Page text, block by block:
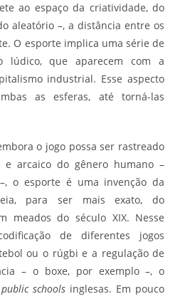
ao espaço da criatividade, do
aleatório –, a distância entre os
O esporte implica uma série de
lúdico, que aparecem com a
industrial. Esse aspecto
as esferas, até torná-las
o jogo possa ser rastreado
arcaico do gênero humano –
o esporte é uma invenção da
para ser mais exato, do
meados do século XIX. Nesse
de diferentes jogos
ou o rúgbi e a regulação de
– o boxe, por exemplo –, o
public schools inglesas. Em pouco